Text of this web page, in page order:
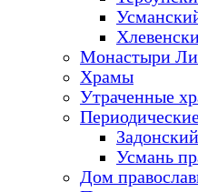
Монастыри
Храмы
Утраченные
Усмань
Дом